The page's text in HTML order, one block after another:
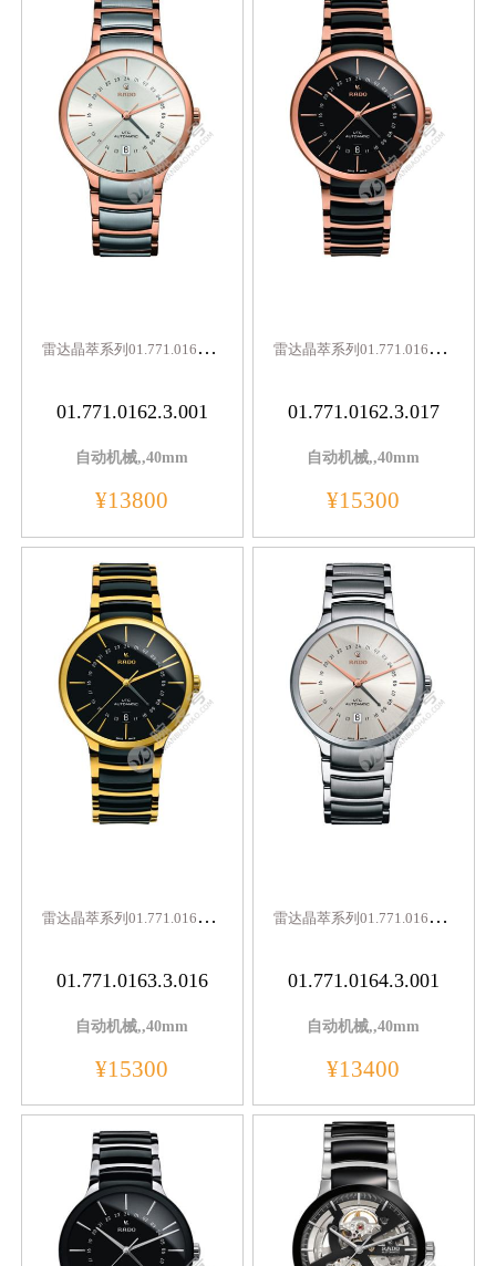
雷
达晶萃系列01.771.0162.3.001
01.771.0162.3.001
自动机械,,40mm
¥13800
雷
达晶萃系列01.771.0162.3.017
01.771.0162.3.017
自动机械,,40mm
¥15300
雷
达晶萃系列01.771.0163.3.016
01.771.0163.3.016
自动机械,,40mm
¥15300
雷
达晶萃系列01.771.0164.3.001
01.771.0164.3.001
自动机械,,40mm
¥13400